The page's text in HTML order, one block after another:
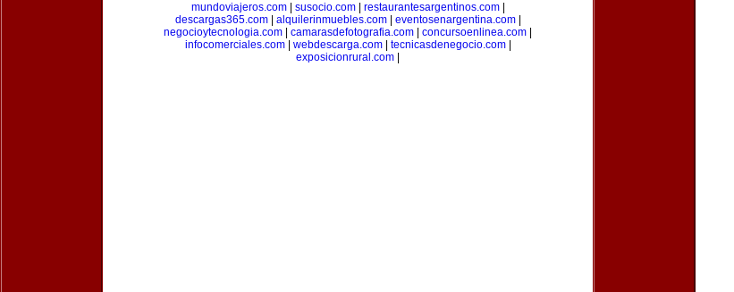
mundoviajeros.com| susocio.com| restaurantesargentinos.com|
descargas365.com| alquilerinmuebles.com| eventosenargentina.com|
negocioytecnologia.com
camarasdefotografia.com concursoenlinea.com
infocomerciales.com| webdescarga.com| tecnicasdenegocio.com|
exposicionrural.com